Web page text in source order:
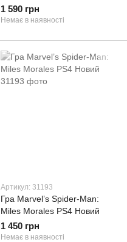
1 590 грн
Немає в наявності
Артикул: 31193
Гра Marvel’s Spider-Man:
Miles Morales PS4 Новий
1 450 грн
Немає в наявності